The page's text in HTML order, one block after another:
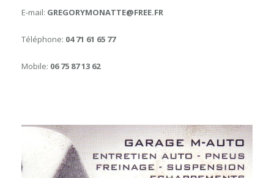
E-mail: GREGORYMONATTE@FREE.FR
Téléphone: 04 71 61 65 77
Mobile: 06 75 87 13 62